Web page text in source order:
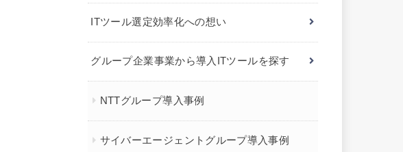
ITツール選定効率化への想い
グループ企業事業から導入ITツールを探す
NTTグループ導入事例
サイバーエージェントグループ導入事例